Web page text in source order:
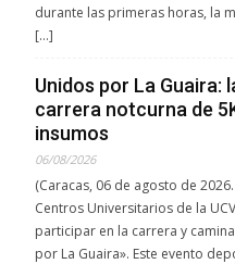
durante las primeras horas, la
[…]
Unidos por La Guaira:
carrera notcurna de
insumos
06/08/2026
(Caracas, 06 de agosto de
Centros Universitarios de la
participar en la carrera y
por La Guaira». Este evento